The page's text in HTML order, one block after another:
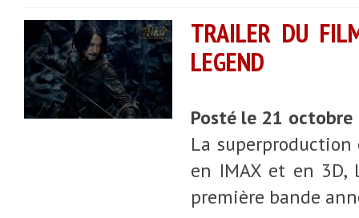
TRAILER DU
LEGEND
Posté le 21
La
en IMAX et en 3D,
première bande